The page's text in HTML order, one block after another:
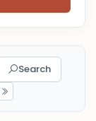
Search